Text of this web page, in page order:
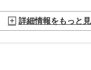
詳細情報をもっと